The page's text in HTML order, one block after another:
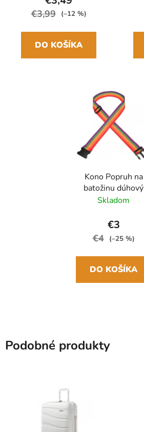
€3,99 (–12 %)
DO KOŠÍKA
Kono Popruh na
batožinu dúhový
Skladom
€3
€4 (–25 %)
DO KOŠÍKA
Podobné produkty